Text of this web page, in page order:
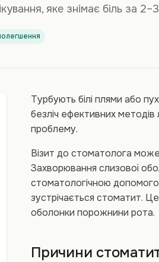
яке знімає біль за
Турбують білі плями або
безліч ефективних
проблему.
Візит до стоматолога
Захворювання слизової
стоматологічною
зустрічається стоматит.
оболонки порожнини рота.
Причини